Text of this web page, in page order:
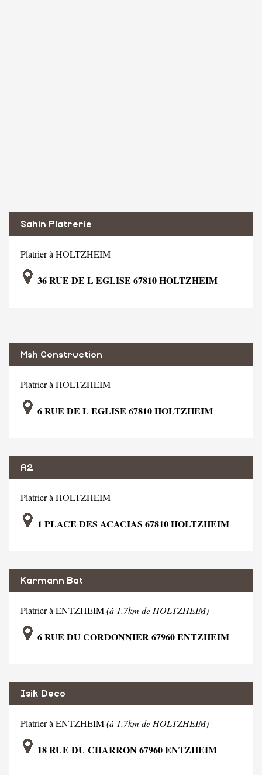
Sahin Platrerie
Platrier à HOLTZHEIM
36 RUE DE L EGLISE 67810 HOLTZHEIM
Msh Construction
Platrier à HOLTZHEIM
6 RUE DE L EGLISE 67810 HOLTZHEIM
A2
Platrier à HOLTZHEIM
1 PLACE DES ACACIAS 67810 HOLTZHEIM
Karmann Bat
Platrier à ENTZHEIM(à 1.7km de HOLTZHEIM)
6 RUE DU CORDONNIER 67960 ENTZHEIM
Isik Deco
Platrier à ENTZHEIM(à 1.7km de HOLTZHEIM)
18 RUE DU CHARRON 67960 ENTZHEIM